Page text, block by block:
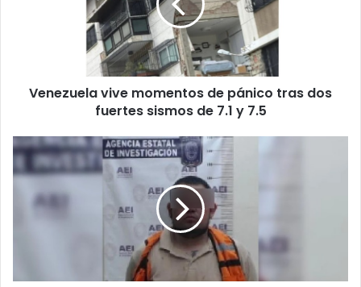
Venezuela vive momentos de pánico tras dos
fuertes sismos de 7.1 y 7.5
Sentencian
a
600
años
de